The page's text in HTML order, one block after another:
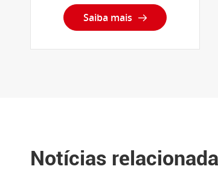
Saiba mais 
Notícias